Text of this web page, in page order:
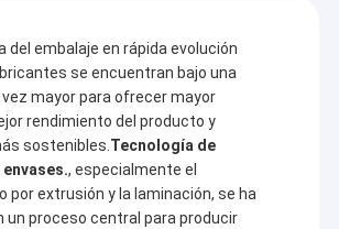
del embalaje en rápida evolución
se encuentran bajo una
mayor para ofrecer mayor
rendimiento del producto y
sostenibles.Tecnología de
, especialmente el
por extrusión y la laminación, se ha
un proceso central para producir